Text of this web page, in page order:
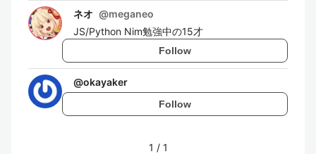
ネオ @meganeo
JS/Python Nim勉強中の15才
Follow
@okayaker
Follow
1 / 1